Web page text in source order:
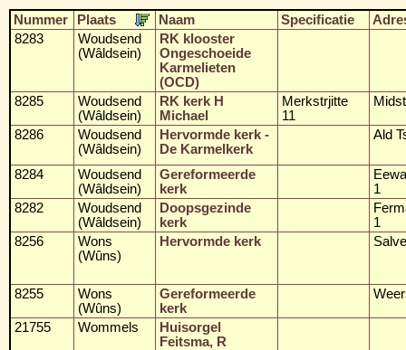
Nummer Plaats Naam Specificatie
8283
Woudsend
(Wâldsein)
RK klooster
Ongeschoeide
Karmelieten
(OCD)
8285
Woudsend
(Wâldsein)
RK kerk H
Michael
Merkstrjitte
11
8286
Woudsend
(Wâldsein)
Hervormde kerk -
De Karmelkerk
Ald
8284
Woudsend
(Wâldsein)
Gereformeerde
kerk
1
8282
Woudsend
(Wâldsein)
Doopsgezinde
kerk
1
8256
Wons
(Wûns)
Hervormde kerk
8255
Wons
(Wûns)
Gereformeerde
kerk
21755 Wommels
Huisorgel
Feitsma, R